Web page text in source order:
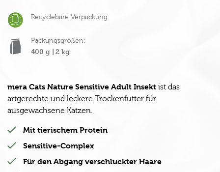
Recyclebare Verpackung
Packungsgrößen:
400 g | 2 kg
mera Cats Nature Sensitive Adult Insekt ist das
artgerechte und leckere Trockenfutter für
ausgewachsene Katzen.
Mit tierischem Protein
Sensitive-Complex
Für den Abgang verschluckter Haare